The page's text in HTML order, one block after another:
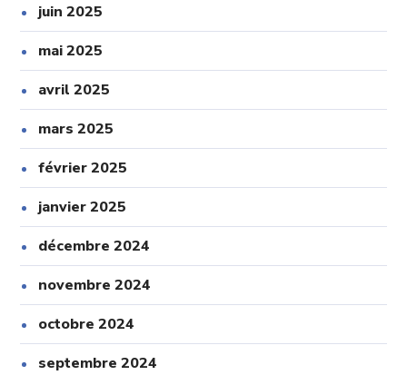
juin 2025
mai 2025
avril 2025
mars 2025
février 2025
janvier 2025
décembre 2024
novembre 2024
octobre 2024
septembre 2024